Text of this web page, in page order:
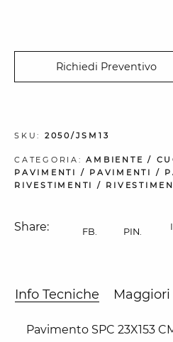
Richiedi Preventivo
SKU: 2050/JSM13
CATEGORIA:AMBIENTE /
PAVIMENTI
/ PAVIMENTI /
RIVESTIMENTI
/
Share: FB. PIN.
Info Tecniche Maggiori
Pavimento SPC 23X153